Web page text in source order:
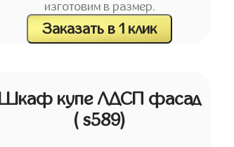
изготовим в размер.
Заказать в 1 клик
Шкаф купе ЛДСП фасад
( s589)